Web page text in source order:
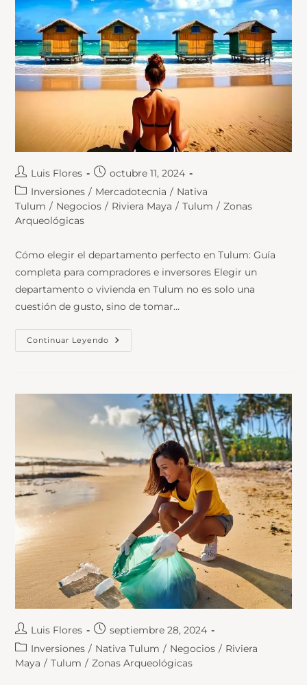
Luis Flores
octubre 11, 2024
Inversiones / Mercadotecnia / Nativa
Tulum / Negocios / Riviera Maya / Tulum / Zonas
Arqueológicas
Cómo elegir el departamento perfecto en Tulum: Guía
completa para compradores e inversores Elegir un
departamento o vivienda en Tulum no es solo una
cuestión de gusto, sino de tomar…
Continuar Leyendo
Luis Flores
septiembre 28, 2024
Inversiones / Nativa Tulum / Negocios / Riviera
Maya / Tulum / Zonas Arqueológicas